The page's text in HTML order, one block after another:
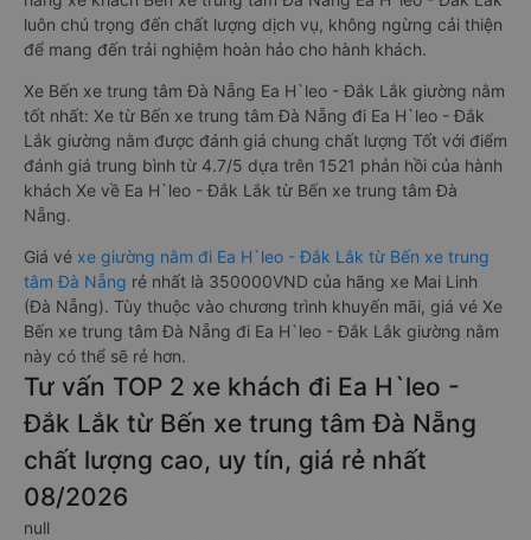
luôn chú trọng đến chất lượng dịch vụ, không ngừng cải thiện
để mang đến trải nghiệm hoàn hảo cho hành khách.
Xe Bến xe trung tâm Đà Nẵng Ea H`leo - Đắk Lắk giường nằm
tốt nhất: Xe từ Bến xe trung tâm Đà Nẵng đi Ea H`leo - Đắk
Lắk giường nằm được đánh giá chung chất lượng Tốt với điểm
đánh giá trung bình từ 4.7/5 dựa trên 1521 phản hồi của hành
khách Xe về Ea H`leo - Đắk Lắk từ Bến xe trung tâm Đà
Nẵng.
Giá vé xe giường nằm đi Ea H`leo - Đắk Lắk từ Bến xe trung
tâm Đà Nẵng rẻ nhất là 350000VND của hãng xe Mai Linh
(Đà Nẵng). Tùy thuộc vào chương trình khuyến mãi, giá vé Xe
Bến xe trung tâm Đà Nẵng đi Ea H`leo - Đắk Lắk giường nằm
này có thể sẽ rẻ hơn.
Tư vấn TOP 2 xe khách đi Ea H`leo -
Đắk Lắk từ Bến xe trung tâm Đà Nẵng
chất lượng cao, uy tín, giá rẻ nhất
08/2026
null